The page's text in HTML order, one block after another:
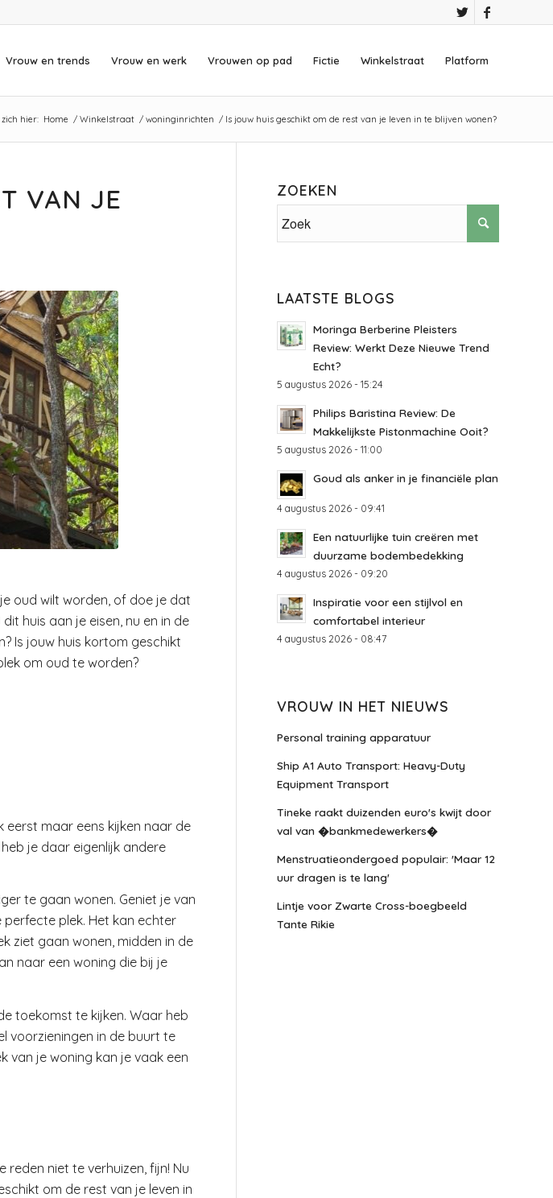
Vrouw en trends Vrouw en werk Vrouwen op pad Fictie Winkelstraat Platform
hier: Home / Winkelstraat / woninginrichten / Is jouw huis geschikt om de rest van je leven in te blijven wonen?
VAN JE
oud wilt worden, of doe je dat
huis aan je eisen, nu en in de
Is jouw huis kortom geschikt
om oud te worden?
eerst maar eens kijken naar de
je daar eigenlijk andere
te gaan wonen. Geniet je van
perfecte plek. Het kan echter
ziet gaan wonen, midden in de
naar een woning die bij je
toekomst te kijken. Waar heb
voorzieningen in de buurt te
van je woning kan je vaak een
niet te verhuizen, fijn! Nu
om de rest van je leven in
ZOEKEN
LAATSTE BLOGS
Moringa Berberine Pleisters
Review: Werkt Deze Nieuwe Trend
Echt?
5 augustus 2026 - 15:24
Philips Baristina Review: De
Makkelijkste Pistonmachine Ooit?
5 augustus 2026 - 11:00
Goud als anker in je financiële plan
4 augustus 2026 - 09:41
Een natuurlijke tuin creëren met
duurzame bodembedekking
4 augustus 2026 - 09:20
Inspiratie voor een stijlvol en
comfortabel interieur
4 augustus 2026 - 08:47
VROUW IN HET NIEUWS
Personal training apparatuur
Ship A1 Auto Transport: Heavy-Duty
Equipment Transport
Tineke raakt duizenden euro's kwijt door
val van �bankmedewerkers�
Menstruatieondergoed populair: 'Maar 12
uur dragen is te lang'
Lintje voor Zwarte Cross-boegbeeld
Tante Rikie